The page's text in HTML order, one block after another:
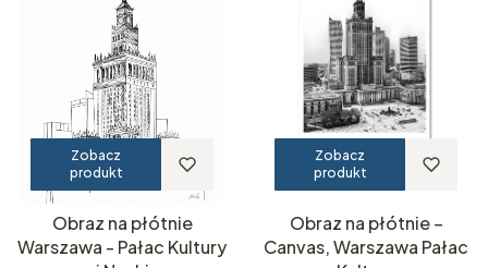
Zobacz
produkt
Obraz na płótnie
Warszawa - Pałac Kultury
Zobacz
produkt
Obraz na płótnie –
Canvas, Warszawa Pałac